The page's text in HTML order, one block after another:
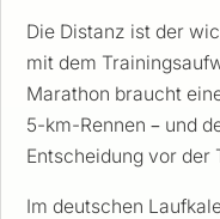
Die Distanz ist der
mit dem
Marathon braucht
5-km-Rennen – und
Entscheidung vor der
Im deutschen